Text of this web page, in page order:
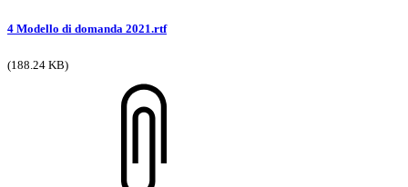
4 Modello di domanda 2021.rtf
(188.24 KB)